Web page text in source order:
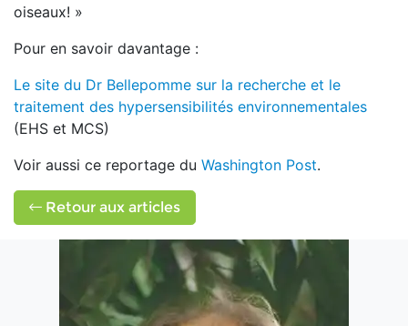
oiseaux! »
Pour en savoir davantage :
Le site du Dr Bellepomme sur la recherche et le
traitement des hypersensibilités environnementales
(EHS et MCS)
Voir aussi ce reportage du Washington Post.
Retour aux articles